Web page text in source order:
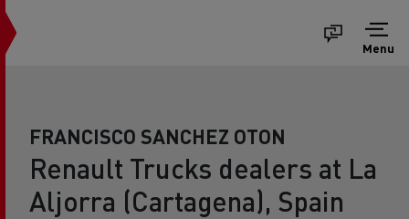
Menu
FRANCISCO SANCHEZ OTON
Renault Trucks dealers at La
Aljorra (Cartagena), Spain